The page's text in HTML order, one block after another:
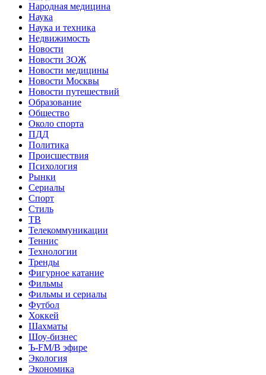
Народная медицина
Наука
Наука и техника
Недвижимость
Новости
Новости ЗОЖ
Новости медицины
Новости Москвы
Новости путешествий
Образование
Общество
Около спорта
ПДД
Политика
Происшествия
Психология
Рынки
Сериалы
Спорт
Стиль
ТВ
Телекоммуникации
Теннис
Технологии
Тренды
Фигурное катание
Фильмы
Фильмы и сериалы
Футбол
Хоккей
Шахматы
Шоу-бизнес
Ъ-FM/В эфире
Экология
Экономика